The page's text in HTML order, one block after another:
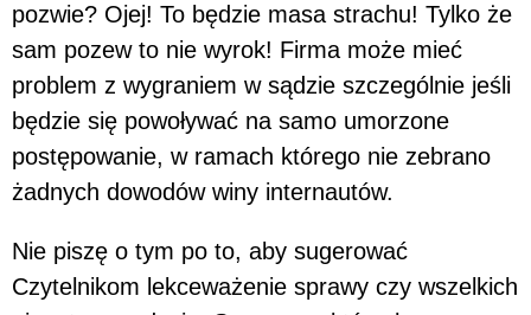
pozwie? Ojej! To będzie masa strachu! Tylko że
sam pozew to nie wyrok! Firma może mieć
problem z wygraniem w sądzie szczególnie jeśli
będzie się powoływać na samo umorzone
postępowanie, w ramach którego nie zebrano
żadnych dowodów winy internautów.
Nie piszę o tym po to, aby sugerować
Czytelnikom lekceważenie sprawy czy wszelkich